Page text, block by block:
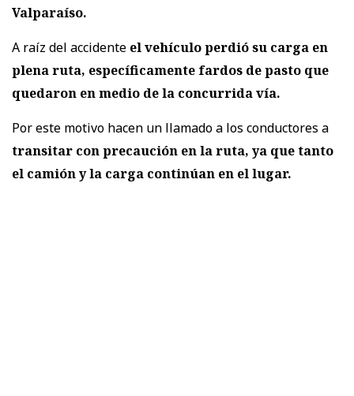
Valparaíso.
A raíz del accidente el vehículo perdió su carga en
plena ruta, específicamente fardos de pasto que
quedaron en medio de la concurrida vía.
Por este motivo hacen un llamado a los conductores a
transitar con precaución en la ruta, ya que tanto
el camión y la carga continúan en el lugar.